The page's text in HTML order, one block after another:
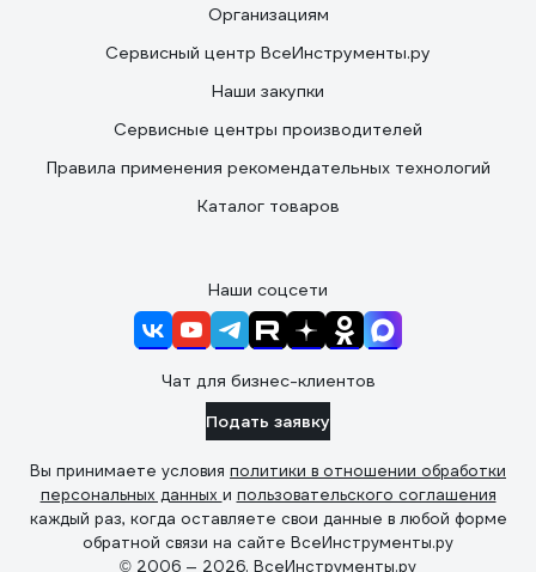
Организациям
Сервисный центр ВсеИнструменты.ру
Наши закупки
Сервисные центры производителей
Правила применения рекомендательных технологий
Каталог товаров
Наши соцсети
Чат для бизнес-клиентов
Подать заявку
Вы принимаете условия политики в отношении обработки
персональных данных и пользовательского соглашения
каждый раз, когда оставляете свои данные в любой форме
обратной связи на сайте ВсеИнструменты.ру
© 2006 — 2026. ВсеИнструменты.ру